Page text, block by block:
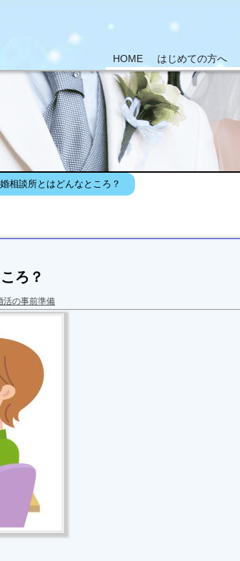
HOME はじめての方へ
相談所とはどんなところ？
ろ？
活の事前準備